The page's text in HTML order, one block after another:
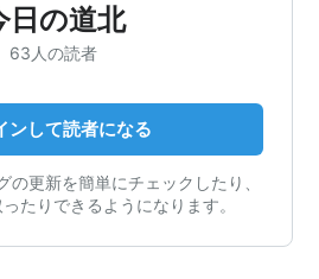
日の道北
63人の読者
ンして読者になる
の更新を簡単にチェックしたり、
たりできるようになります。